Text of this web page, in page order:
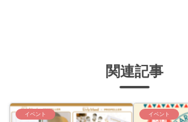
関連記事
イベント イベント